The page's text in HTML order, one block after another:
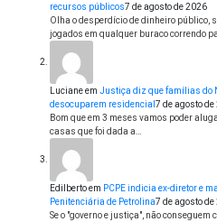
recursos públicos7 de agosto de 2026
Olha o desperdício de dinheiro público,
jogados em qualquer buraco correndo
Lucianeem Justiça diz que famílias do
desocuparem residencial 7 de agosto de
Bom que em 3 meses vamos poder
casas que foi dada a…
Edilbertoem PCPE indicia ex-diretor e
Penitenciária de Petrolina7 de agosto de
Se o "governo e justiça", não